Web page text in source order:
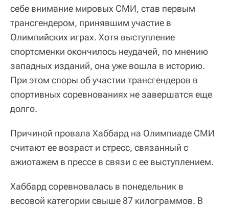
себе внимание мировых СМИ, став первым
трансгендером, принявшим участие в
Олимпийских играх. Хотя выступление
спортсменки окончилось неудачей, по мнению
западных изданий, она уже вошла в историю.
При этом споры об участии трансгендеров в
спортивных соревнованиях не завершатся еще
долго.
Причиной провала Хаббард на Олимпиаде СМИ
считают ее возраст и стресс, связанный с
ажиотажем в прессе в связи с ее выступлением.
Хаббард соревновалась в понедельник в
весовой категории свыше 87 килограммов. В